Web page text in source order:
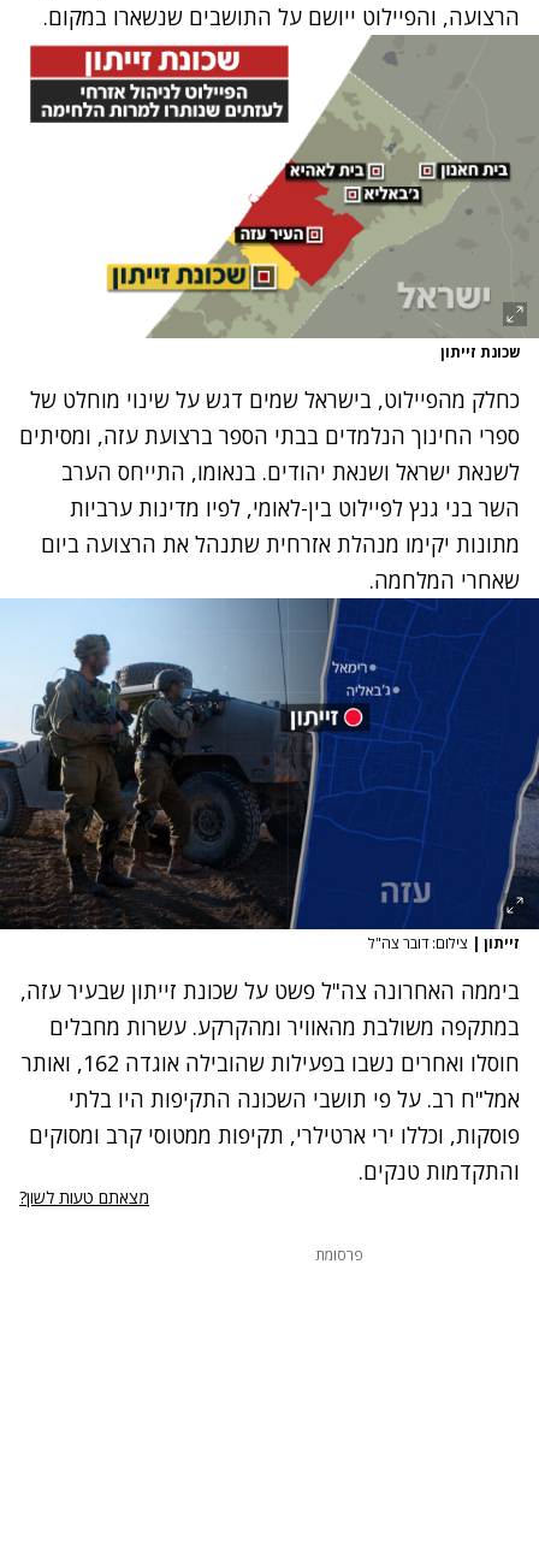
הרצועה, והפיילוט ייושם על התושבים שנשארו במקום.
שכונת זייתון
כחלק מהפיילוט, בישראל שמים דגש על שינוי מוחלט של
ספרי החינוך הנלמדים בבתי הספר ברצועת עזה, ומסיתים
לשנאת ישראל ושנאת יהודים. בנאומו, התייחס הערב
השר בני גנץ לפיילוט בין-לאומי, לפיו מדינות ערביות
מתונות יקימו מנהלת אזרחית שתנהל את הרצועה ביום
שאחרי המלחמה.
זייתון | צילום: דובר צה"ל
ביממה האחרונה צה"ל פשט על שכונת זייתון שבעיר עזה,
במתקפה משולבת מהאוויר ומהקרקע. עשרות מחבלים
חוסלו ואחרים נשבו בפעילות שהובילה אוגדה 162, ואותר
אמל"ח רב. על פי תושבי השכונה התקיפות היו בלתי
פוסקות, וכללו ירי ארטילרי, תקיפות ממטוסי קרב ומסוקים
והתקדמות טנקים.
מצאתם טעות לשון?
פרסומת